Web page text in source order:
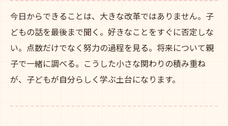
今日からできることは、大きな改革ではありません。子
どもの話を最後まで聞く。好きなことをすぐに否定しな
い。点数だけでなく努力の過程を見る。将来について親
子で一緒に調べる。こうした小さな関わりの積み重ね
が、子どもが自分らしく学ぶ土台になります。